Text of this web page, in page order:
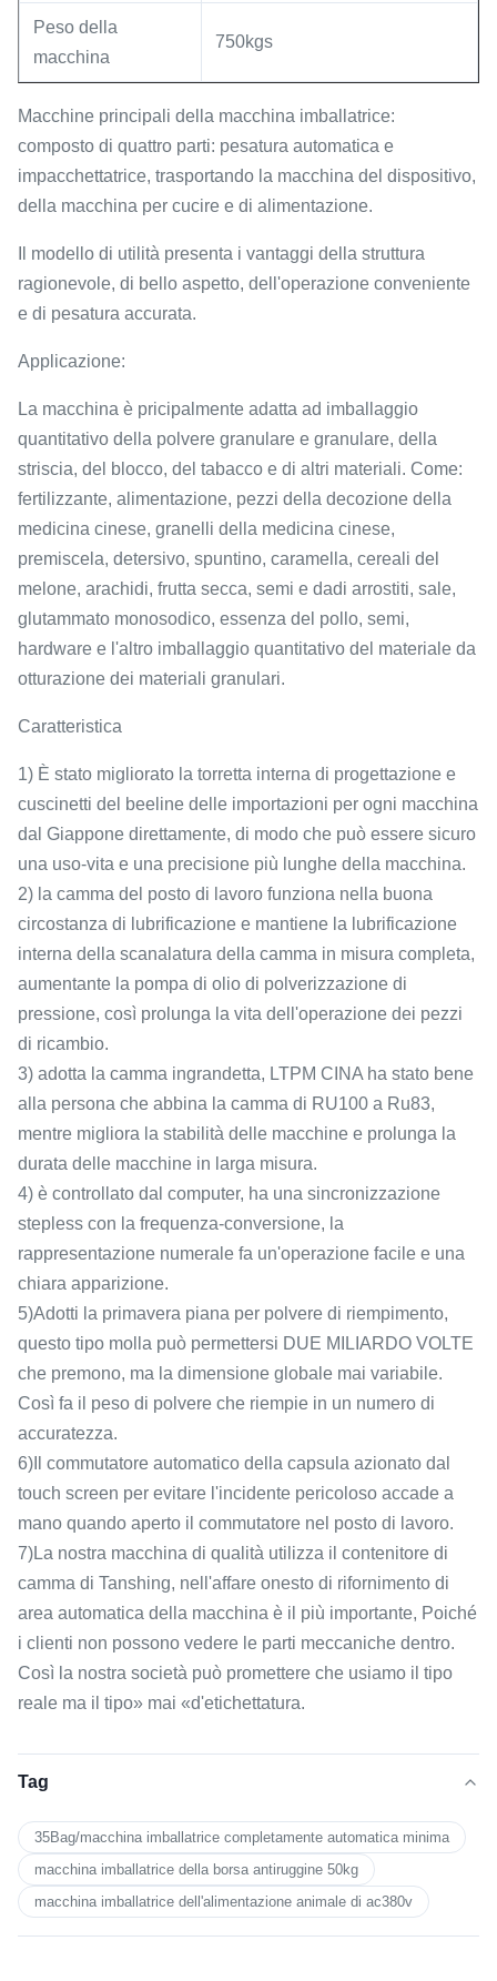
Peso della
macchina
750kgs
Macchine principali della macchina imballatrice:
composto di quattro parti: pesatura automatica e
impacchettatrice, trasportando la macchina del dispositivo,
della macchina per cucire e di alimentazione.
Il modello di utilità presenta i vantaggi della struttura
ragionevole, di bello aspetto, dell'operazione conveniente
e di pesatura accurata.
Applicazione:
La macchina è pricipalmente adatta ad imballaggio
quantitativo della polvere granulare e granulare, della
striscia, del blocco, del tabacco e di altri materiali. Come:
fertilizzante, alimentazione, pezzi della decozione della
medicina cinese, granelli della medicina cinese,
premiscela, detersivo, spuntino, caramella, cereali del
melone, arachidi, frutta secca, semi e dadi arrostiti, sale,
glutammato monosodico, essenza del pollo, semi,
hardware e l'altro imballaggio quantitativo del materiale da
otturazione dei materiali granulari.
Caratteristica
1) È stato migliorato la torretta interna di progettazione e
cuscinetti del beeline delle importazioni per ogni macchina
dal Giappone direttamente, di modo che può essere sicuro
una uso-vita e una precisione più lunghe della macchina.
2) la camma del posto di lavoro funziona nella buona
circostanza di lubrificazione e mantiene la lubrificazione
interna della scanalatura della camma in misura completa,
aumentante la pompa di olio di polverizzazione di
pressione, così prolunga la vita dell'operazione dei pezzi
di ricambio.
3) adotta la camma ingrandetta, LTPM CINA ha stato bene
alla persona che abbina la camma di RU100 a Ru83,
mentre migliora la stabilità delle macchine e prolunga la
durata delle macchine in larga misura.
4) è controllato dal computer, ha una sincronizzazione
stepless con la frequenza-conversione, la
rappresentazione numerale fa un'operazione facile e una
chiara apparizione.
5)Adotti la primavera piana per polvere di riempimento,
questo tipo molla può permettersi DUE MILIARDO VOLTE
che premono, ma la dimensione globale mai variabile.
Così fa il peso di polvere che riempie in un numero di
accuratezza.
6)Il commutatore automatico della capsula azionato dal
touch screen per evitare l'incidente pericoloso accade a
mano quando aperto il commutatore nel posto di lavoro.
7)La nostra macchina di qualità utilizza il contenitore di
camma di Tanshing, nell'affare onesto di rifornimento di
area automatica della macchina è il più importante, Poiché
i clienti non possono vedere le parti meccaniche dentro.
Così la nostra società può promettere che usiamo il tipo
reale ma il tipo» mai «d'etichettatura.
Tag
35Bag/macchina imballatrice completamente automatica minima
macchina imballatrice della borsa antiruggine 50kg
macchina imballatrice dell'alimentazione animale di ac380v